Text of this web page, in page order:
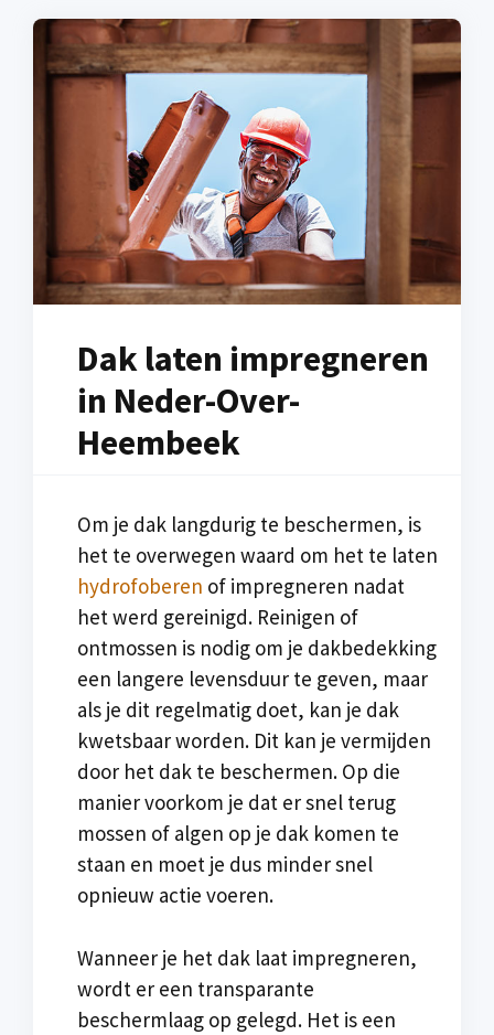
Dak laten impregneren
in Neder-Over-
Heembeek
Om je dak langdurig te beschermen, is
het te overwegen waard om het te laten
hydrofoberen of impregneren nadat
het werd gereinigd. Reinigen of
ontmossen is nodig om je dakbedekking
een langere levensduur te geven, maar
als je dit regelmatig doet, kan je dak
kwetsbaar worden. Dit kan je vermijden
door het dak te beschermen. Op die
manier voorkom je dat er snel terug
mossen of algen op je dak komen te
staan en moet je dus minder snel
opnieuw actie voeren.
Wanneer je het dak laat impregneren,
wordt er een transparante
beschermlaag op gelegd. Het is een